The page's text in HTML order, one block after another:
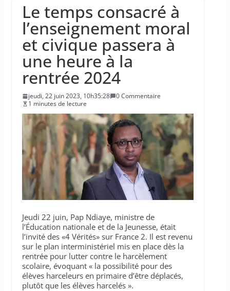
Le maire de New York, dit qu’il
n’a pas la capacité juridique
d’arrêter Benyamin Nétanyahou
L’épidémie d’Ebola a entraîné
plus de 1 000 décès en RDC et en
Ouganda
La justice dit non à la chasse
Le temps consacré à
l’enseignement moral
et civique passera à
une heure à la
rentrée 2024
jeudi, 22 juin 2023, 10h35:28
0 Commentaire
1 minutes de lecture
Jeudi 22 juin, Pap Ndiaye, ministre de
l’Éducation nationale et de la Jeunesse, était
l’invité des «4 Vérités» sur France 2. Il est revenu
sur le plan interministériel mis en place dès la
rentrée pour lutter contre le harcèlement
scolaire, évoquant « la possibilité pour des
élèves harceleurs en primaire d’être déplacés,
plutôt que les élèves harcelés ».